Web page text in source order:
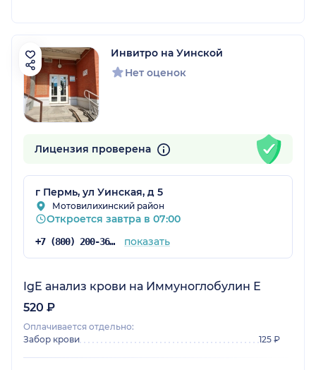
Инвитро на Уинской
Нет оценок
Лицензия проверена
г Пермь, ул Уинская, д 5
Мотовилихинский район
Откроется завтра в 07:00
+7 (800) 200-36-30 показать
IgE анализ крови на Иммуноглобулин Е
520 ₽
Оплачивается отдельно:
Забор крови
125 ₽